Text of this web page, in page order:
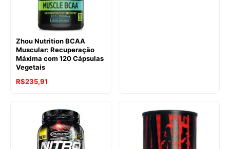
Zhou Nutrition BCAA
Muscular: Recuperação
Máxima com 120 Cápsulas
Vegetais
R$235,91